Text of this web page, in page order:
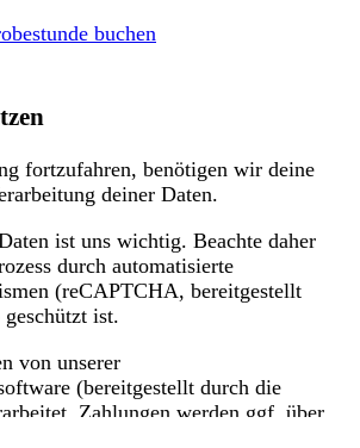
buchen
fortzufahren, benötigen wir deine
deiner Daten.
ist uns wichtig. Beachte daher
durch automatisierte
(reCAPTCHA, bereitgestellt
ist.
von unserer
(bereitgestellt durch die
Zahlungen werden ggf. über